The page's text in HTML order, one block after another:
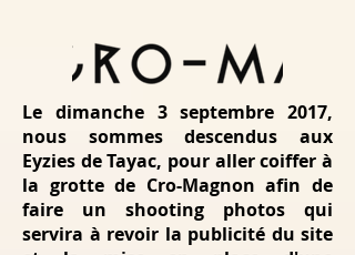
Le dimanche 3 septembre 2017,
nous sommes descendus aux
Eyzies de Tayac, pour aller coiffer à
la grotte de Cro-Magnon afin de
faire un shooting photos qui
servira à revoir la publicité du site